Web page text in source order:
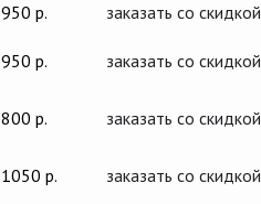
950 р. заказать со скидкой
950 р. заказать со скидкой
800 р. заказать со скидкой
1050 р. заказать со скидкой